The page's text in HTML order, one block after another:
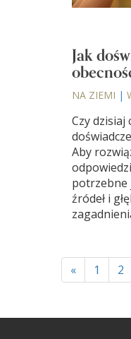
Jak
NA ZIEMI |
Czy dzisiaj
Aby
potrzebne
źródeł i
« 1 2